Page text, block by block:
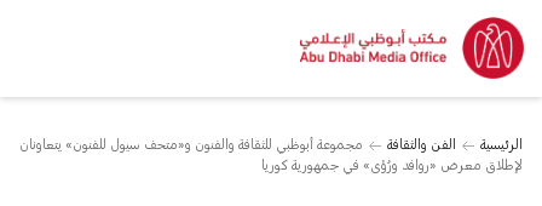
الرئيسية الفن والثقافة
مجموعة أبوظبي للثقافة والفنون و«متحف سيول للفنون» يتعاونان
لإطلاق معرض «روافد ورُؤى» في جمهورية كوريا